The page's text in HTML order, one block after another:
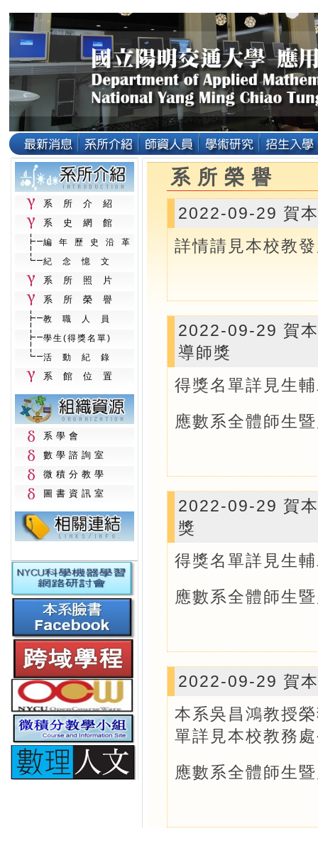
系所介紹
系史網館
編年歷史沿革
紀念憶文
系所照片
系所榮譽
教職人員
學生(得獎名單)
活動紀錄
系館位置
系學會
數學諮詢室
微積分教學
圖書資訊室
系所榮譽
2022-09-29 賀
詳情請見本校教
2022-09-29 賀
導師獎
得獎名單詳見生
應數系全體師生
2022-09-29 賀
獎
得獎名單詳見生
應數系全體師生
2022-09-29 賀
本系吳昌鴻教授
單詳見本校教務
應數系全體師生